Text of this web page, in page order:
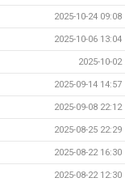
2025-10-24 09:08
2025-10-06 13:04
2025-10-02
2025-09-14 14:57
2025-09-08 22:12
2025-08-25 22:29
2025-08-22 16:30
2025-08-22 12:30